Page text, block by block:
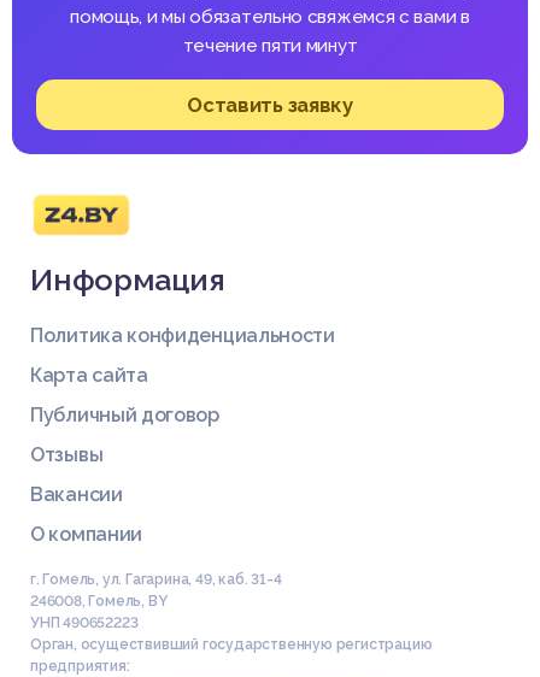
помощь, и мы обязательно свяжемся с вами в
течение пяти минут
Оставить заявку
Информация
Политика конфиденциальности
Карта сайта
Публичный договор
Отзывы
Вакансии
О компании
г. Гомель, ул. Гагарина, 49, каб. 31-4
246008, Гомель, BY
УНП 490652223
Орган, осуществивший государственную регистрацию
предприятия: